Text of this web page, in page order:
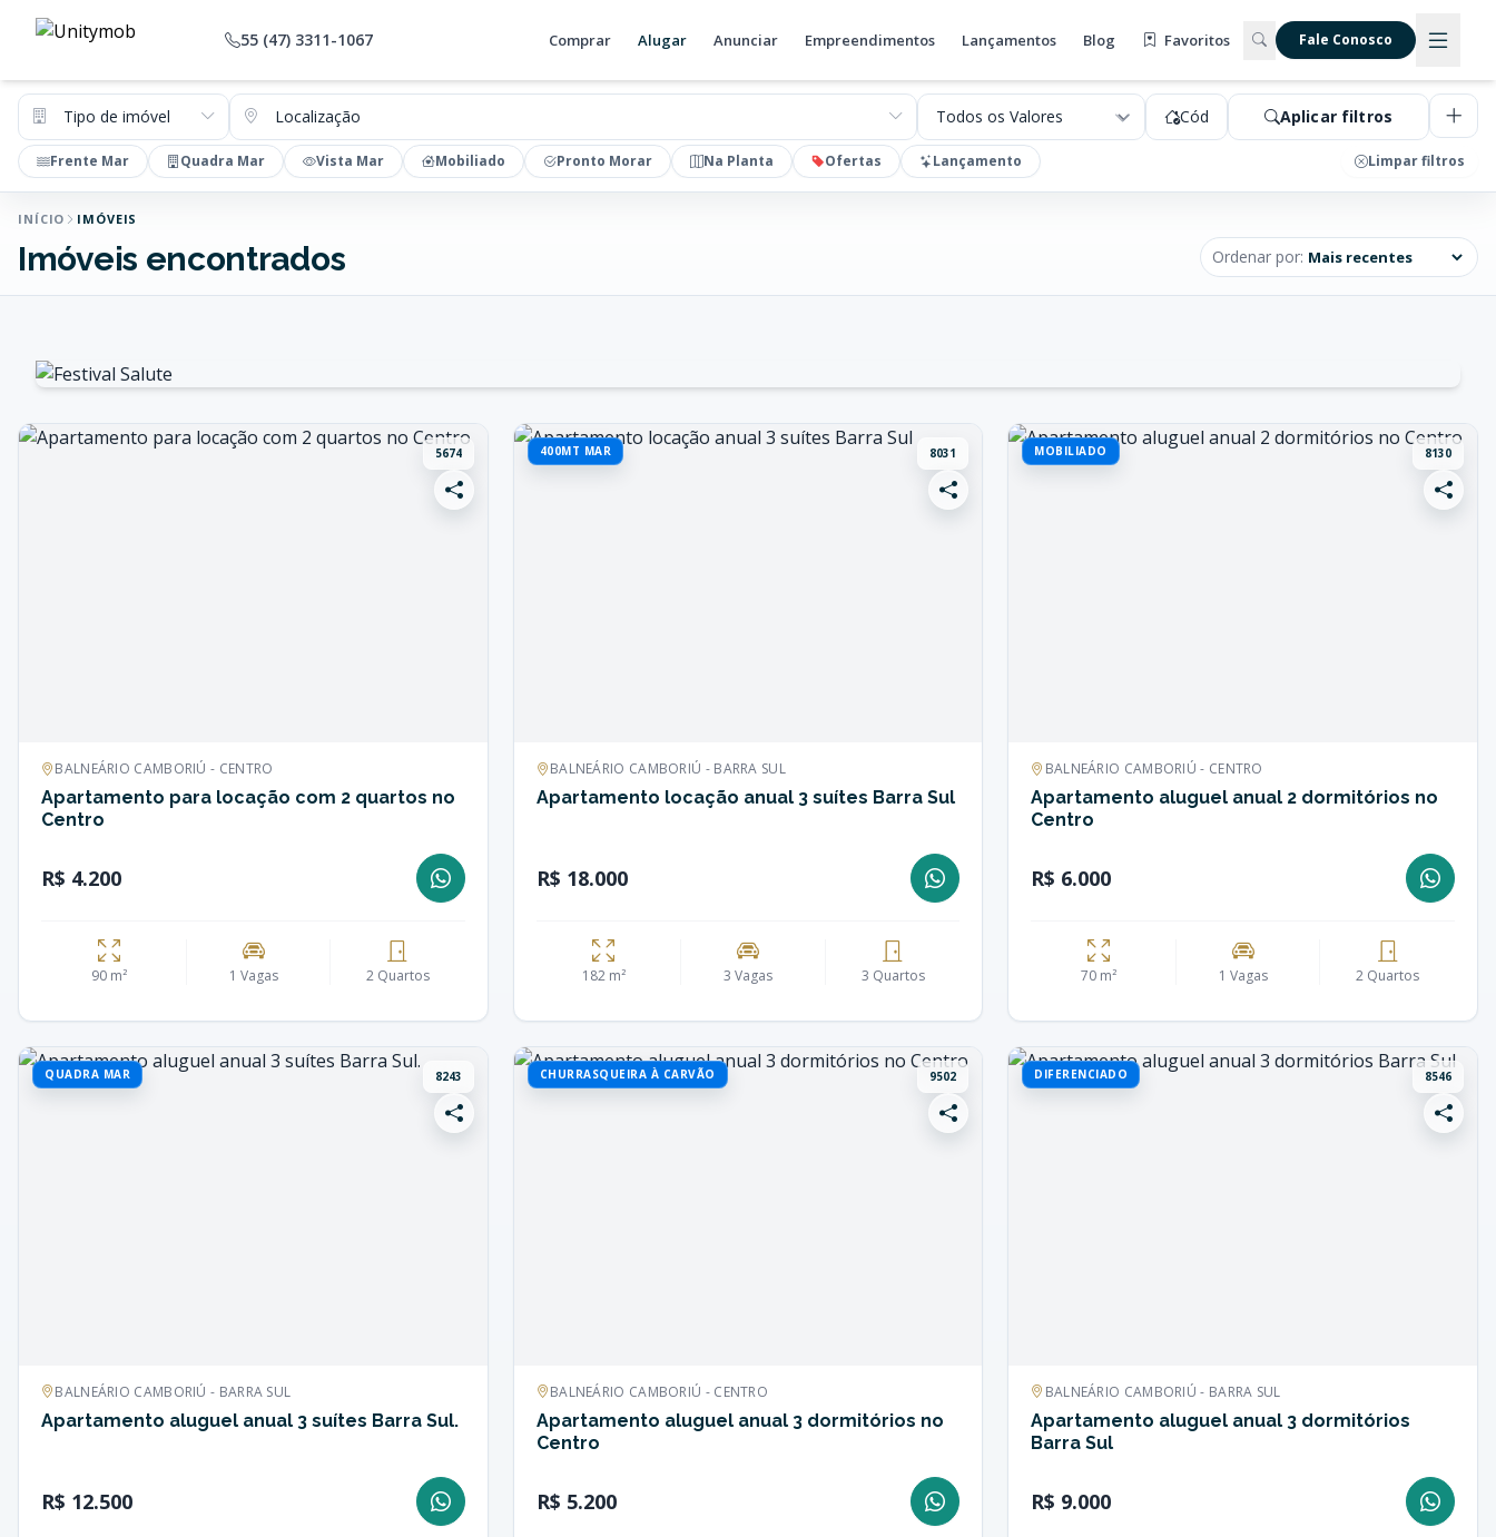
55 (47) 3311-1067 Comprar Alugar Anunciar Empreendimentos Lançamentos Blog Favoritos Fale Conosco
Tipo de imóvel Localização Valores Cód Aplicar filtros
Frente Mar Quadra Mar Vista Mar Mobiliado Pronto Morar Na Planta Ofertas Lançamento Limpar filtros
INÍCIO IMÓVEIS
Imóveis encontrados Ordenar por:
5674
BALNEÁRIO CAMBORIÚ - CENTRO
Apartamento para locação com 2 quartos no
Centro
R$ 4.200
90 m² 1 Vagas 2 Quartos
400MT MAR 8031
BALNEÁRIO CAMBORIÚ - BARRA SUL
Apartamento locação anual 3 suítes Barra Sul
R$ 18.000
182 m² 3 Vagas 3 Quartos
MOBILIADO 8130
BALNEÁRIO CAMBORIÚ - CENTRO
Apartamento aluguel anual 2 dormitórios no
Centro
R$ 6.000
70 m² 1 Vagas 2 Quartos
QUADRA MAR 8243
BALNEÁRIO CAMBORIÚ - BARRA SUL
Apartamento aluguel anual 3 suítes Barra Sul.
R$ 12.500
CHURRASQUEIRA À CARVÃO 9502
BALNEÁRIO CAMBORIÚ - CENTRO
Apartamento aluguel anual 3 dormitórios no
Centro
R$ 5.200
DIFERENCIADO 8546
BALNEÁRIO CAMBORIÚ - BARRA SUL
Apartamento aluguel anual 3 dormitórios
Barra Sul
R$ 9.000